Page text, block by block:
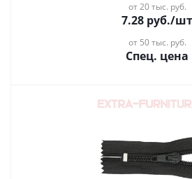
от 20 тыс. руб.
7.28 руб./шт
от 50 тыс. руб.
Спец. цена